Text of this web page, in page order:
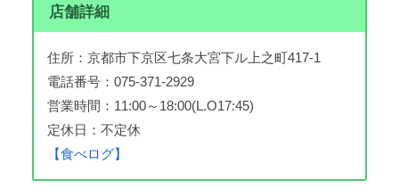
店舗詳細
住所：京都市下京区七条大宮下ル上之町417-1
電話番号：075-371-2929
営業時間：11:00～18:00(L.O17:45)
定休日：不定休
【食べログ】